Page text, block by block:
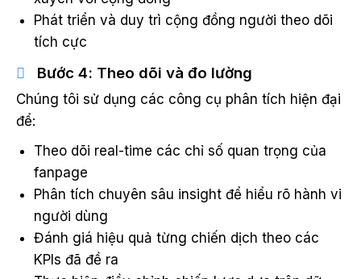
Phát triển và duy trì cộng đồng người theo dõi
tích cực
Bước 4: Theo dõi và đo lường
Chúng tôi sử dụng các công cụ phân tích hiện đại
để:
Theo dõi real-time các chỉ số quan trọng của
fanpage
Phân tích chuyên sâu insight để hiểu rõ hành vi
người dùng
Đánh giá hiệu quả từng chiến dịch theo các
KPIs đã đề ra